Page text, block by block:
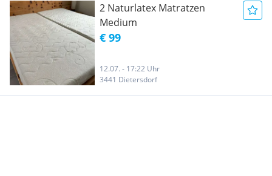
2 Naturlatex Matratzen
Medium
€ 99
12.07. - 17:22 Uhr
3441 Dietersdorf